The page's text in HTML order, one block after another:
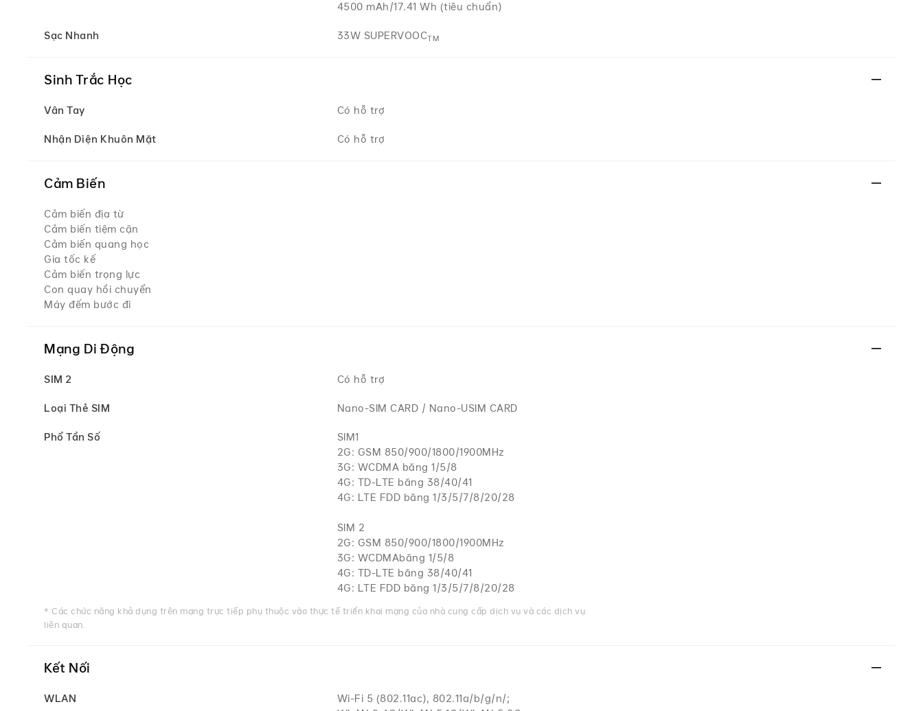
4500 mAh/17.41 Wh (tiêu chuẩn)
Sạc Nhanh 33W SUPERVOOCTM
Sinh Trắc Học
Vân Tay Có hỗ trợ
Nhận Diện Khuôn Mặt Có hỗ trợ
Cảm Biến
Cảm biến địa từ
Cảm biến tiệm cận
Cảm biến quang học
Gia tốc kế
Cảm biến trọng lực
Con quay hồi chuyển
Máy đếm bước đi
Mạng Di Động
SIM 2 Có hỗ trợ
Loại Thẻ SIM Nano-SIM CARD / Nano-USIM CARD
Phổ Tần Số
SIM1
2G: GSM 850/900/1800/1900MHz
3G: WCDMA băng 1/5/8
4G: TD-LTE băng 38/40/41
4G: LTE FDD băng 1/3/5/7/8/20/28
SIM 2
2G: GSM 850/900/1800/1900MHz
3G: WCDMAbăng 1/5/8
4G: TD-LTE băng 38/40/41
4G: LTE FDD băng 1/3/5/7/8/20/28
* Các chức năng khả dụng trên mạng trực tiếp phụ thuộc vào thực tế triển khai mạng của nhà cung cấp dịch vụ và các dịch vụ
liên quan.
Kết Nối
WLAN
Wi-Fi 5 (802.11ac), 802.11a/b/g/n/;